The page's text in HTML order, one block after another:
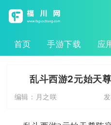
首页 手游下载 应
乱斗西游2元始天
编辑： 月之咲